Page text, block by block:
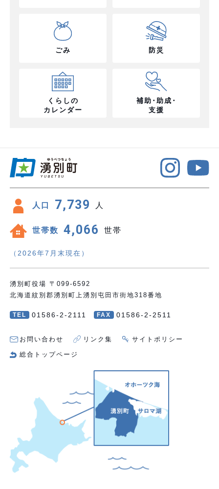
ごみ 防災
くらしの
カレンダー
補助･助成･
支援
人口 7,739 人
世帯数 4,066 世帯
（2026年7月末現在）
湧別町役場 〒099-6592
北海道紋別郡湧別町上湧別屯田市街地318番地
TEL 01586-2-2111 FAX 01586-2-2511
お問い合わせ リンク集 サイトポリシー
総合トップページ